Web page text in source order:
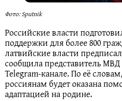
Фото: Sputnik
Российские власти
поддержки для более 800
латвийские власти
сообщила представитель
Telegram-канале. По её
россиянам будет оказана
адаптацией на родине.